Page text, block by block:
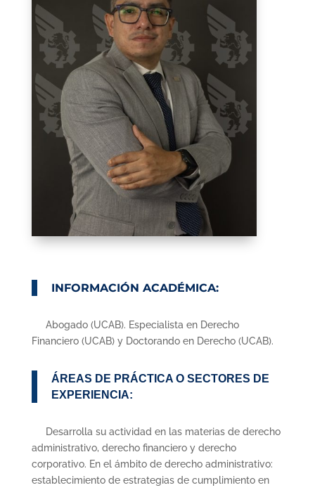
INFORMACIÓN ACADÉMICA:
Abogado (UCAB). Especialista en Derecho
Financiero (UCAB) y Doctorando en Derecho (UCAB).
ÁREAS DE PRÁCTICA O SECTORES DE
EXPERIENCIA:
Desarrolla su actividad en las materias de derecho
administrativo, derecho financiero y derecho
corporativo. En el ámbito de derecho administrativo:
establecimiento de estrategias de cumplimiento en